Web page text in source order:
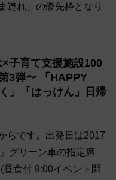
連れ」の優先枠となり
子育て支援施設100
3弾〜 「HAPPY
」「はっけん」日帰
らです。出発日は2017
グリーン車の指定席
食付 9:00イベント開